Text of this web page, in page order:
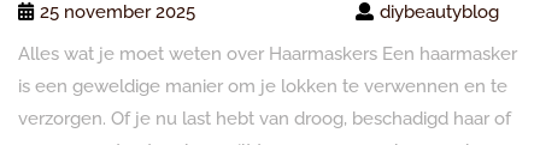
25 november 2025
diybeautyblog
Alles wat je moet weten over Haarmaskers Een haarmasker
is een geweldige manier om je lokken te verwennen en te
verzorgen. Of je nu last hebt van droog, beschadigd haar of